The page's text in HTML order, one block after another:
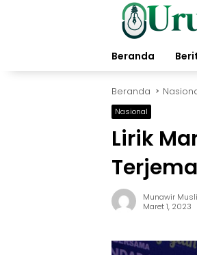
Beranda
Beranda
Nasional
Lirik
Munawir
Maret 1, 2023